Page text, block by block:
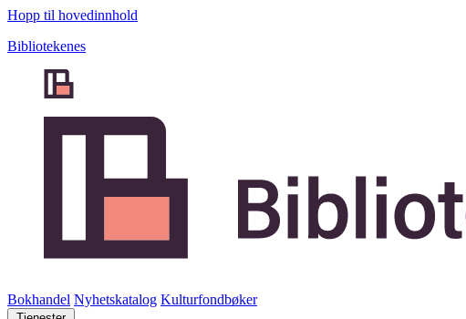
Hopp til hovedinnhold
Bibliotekenes
Bokhandel Nyhetskatalog Kulturfondbøker